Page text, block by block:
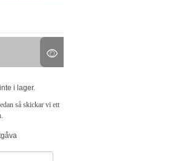
i lager.
så skickar vi ett